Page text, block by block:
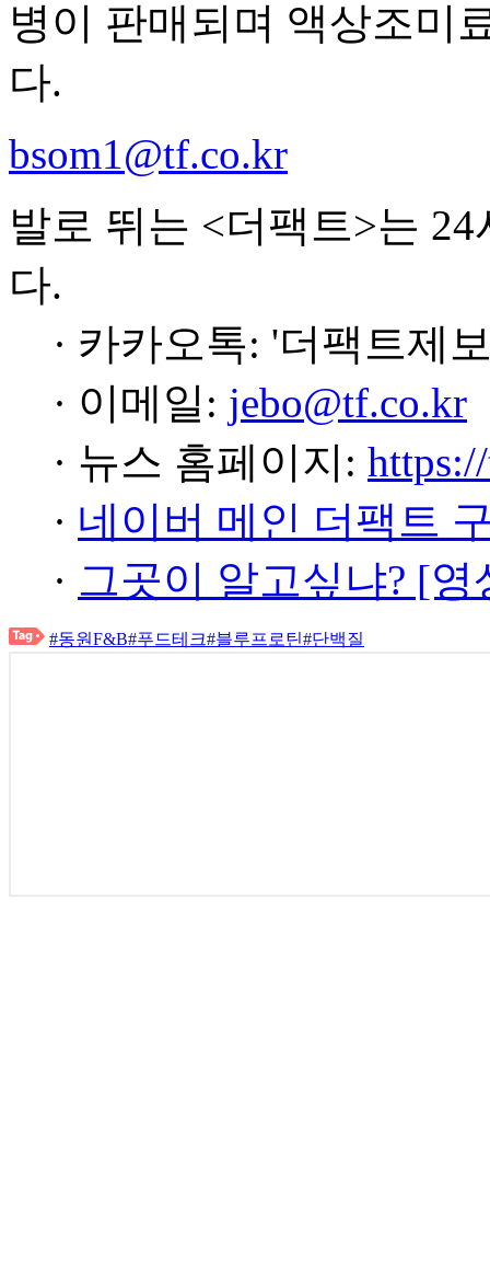
병이 판매되며 액상조미
다.
bsom1@tf.co.kr
발로 뛰는 <더팩트>는
다.
· 카카오톡: '더팩트제
· 이메일: jebo@tf.co.kr
· 뉴스 홈페이지:
· 네이버 메인 더팩트
· 그곳이 알고싶냐? [
#동원F&B#푸드테크#블루프로틴#단백질